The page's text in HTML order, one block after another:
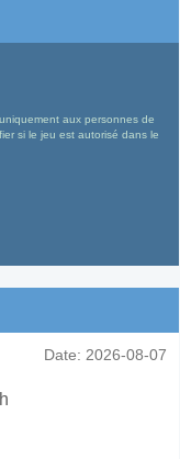
aux personnes de
si le jeu est autorisé dans le
Date: 2026-08-07